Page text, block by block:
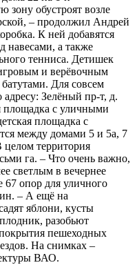
обустроят возле
– продолжил Андрей
К ней добавятся
навесами, а также
тенниса. Детишек
и верёвочным
Для совсем
Зелёный пр-т, д.
площадка с уличными
площадка с
между домами 5 и 5а, 7
территория
га. – Что очень важно,
светлым в вечернее
67 опор для уличного
– А ещё на
яблони, кусты
разобьют
пешеходных
На снимках –
ВАО.